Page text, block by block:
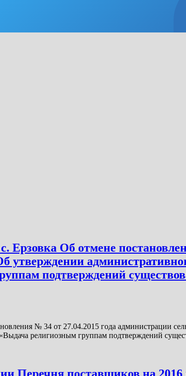
Об отмене
утверждении
подтверждений
№ 34 от 27.04.2015 года администрации
религиозным группам подтверждений
Перечня поставщиков на 2016